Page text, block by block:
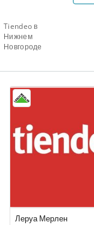
Tiendeo в
Нижнем
Новгороде
Леруа Мерлен